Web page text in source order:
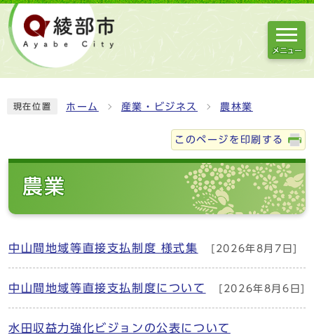
メニュー
現在位置 ホーム 産業・ビジネス 農林業
このページを印刷する
農業
中山間地域等直接支払制度 様式集 [2026年8月7日]
中山間地域等直接支払制度について [2026年8月6日]
水田収益力強化ビジョンの公表について